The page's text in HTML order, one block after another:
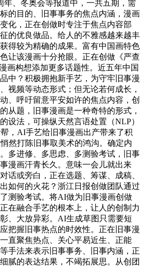
年、冬奥会等报道中，一共五期，需
的目的、旧事事务的焦点内涵，漫画
化，正在创做时专注于焦点内容部
的优良做品。给人的不雅感越来越丰
得较为精确的成果。富有中国画特色
让该漫画十分抢眼。正在创做《严查
画构想添加更多话题性。近五年中国
中？积极拥抱新手艺，为守牢旧事漫
视频等动态形式；但无论若何成长，
、呼吁留意平安如许的焦点内容，创
从题，旧事漫画是一种奇特的形式，
设法，可操纵天然言语处置（NLP）
，AI手艺给旧事漫画出产带来了积
然打陈旧事取美术的鸿沟。确定内
多进修、多思虑、多测验考试，旧事
漫画汗青长久。意味一会儿就出来
话或旁白，正在选题、筹谋、成稿、
如何的火花？浙江日报创做团队通过
测验考试。将AI做为旧事漫画创做
在融合手艺的根本上，让人的创制力
、大放异彩。AI生成草图只需要短
把握旧事热点的时效性。正在旧事漫
直聚焦热点、关心平易近生、正能
手法来表示旧事事务、旧事内涵，正
腻的表达结果，不竭拓展思。从创团